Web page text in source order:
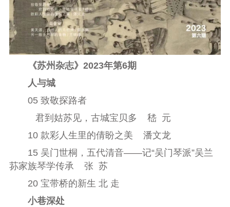
《苏州杂志》2023年第6期
人与城
05 致敬探路者
君到姑苏见，古城宝贝多
嵇 元
10 款彩人生里的倩盼之美
潘文龙
15 吴门世桐，五代清音——记“吴门琴派”吴兰
荪家族琴学传承
张 苏
20 宝带桥的新生 北 走
小巷深处